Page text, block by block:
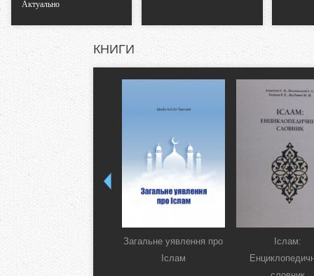
Актуально
КНИГИ
Загальне уявлення про
Іслам
Іслам: